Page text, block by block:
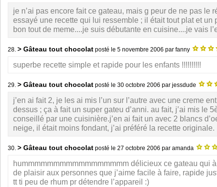
je n’ai pas encore fait ce gateau, mais g peur de ne pas le
essayé une recette qui lui ressemble ; il était tout plat et un
bon tout de meme....je suis débutante en cuisine....je vais
28. > Gâteau tout chocolat posté le 5 novembre 2006 par fanny
superbe recette simple et rapide pour les enfants !!!!!!!!!!
29. > Gâteau tout chocolat posté le 30 octobre 2006 par jessdude
j’en ai fait 2, je les ai mis l’un sur l’autre avec une creme
dessus ; ça à fait un super gateu d’anni. au fait, j’ai mis le
conseillé par une cuisinière.j’en ai fait un avec 2 blancs
neige, il était moins fondant, j’ai préféré la recette originale.
30. > Gâteau tout chocolat posté le 27 octobre 2006 par amanda
hummmmmmmmmmmmmmmmm délicieux ce gateau qui
de plaisir aux personnes que j’aime facile à faire, rapide
tt ti peu de rhum pr détendre l’appareil :)